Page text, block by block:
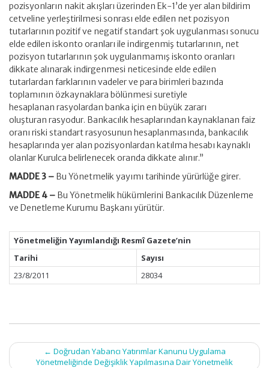
pozisyonların nakit akışları üzerinden Ek-1’de yer alan bildirim
cetveline yerleştirilmesi sonrası elde edilen net pozisyon
tutarlarının pozitif ve negatif standart şok uygulanması sonucu
elde edilen iskonto oranları ile indirgenmiş tutarlarının, net
pozisyon tutarlarının şok uygulanmamış iskonto oranları
dikkate alınarak indirgenmesi neticesinde elde edilen
tutarlardan farklarının vadeler ve para birimleri bazında
toplamının özkaynaklara bölünmesi suretiyle
hesaplanan rasyolardan banka için en büyük zararı
oluşturan rasyodur. Bankacılık hesaplarından kaynaklanan faiz
oranı riski standart rasyosunun hesaplanmasında, bankacılık
hesaplarında yer alan pozisyonlardan katılma hesabı kaynaklı
olanlar Kurulca belirlenecek oranda dikkate alınır.”
MADDE 3 – Bu Yönetmelik yayımı tarihinde yürürlüğe girer.
MADDE 4 – Bu Yönetmelik hükümlerini Bankacılık Düzenleme
ve Denetleme Kurumu Başkanı yürütür.
Yönetmeliğin Yayımlandığı Resmî Gazete’nin
Tarihi
Sayısı
23/8/2011
28034
Post
navigation
← Doğrudan Yabancı Yatırımlar Kanunu Uygulama
Yönetmeliğinde Değişiklik Yapılmasına Dair Yönetmelik